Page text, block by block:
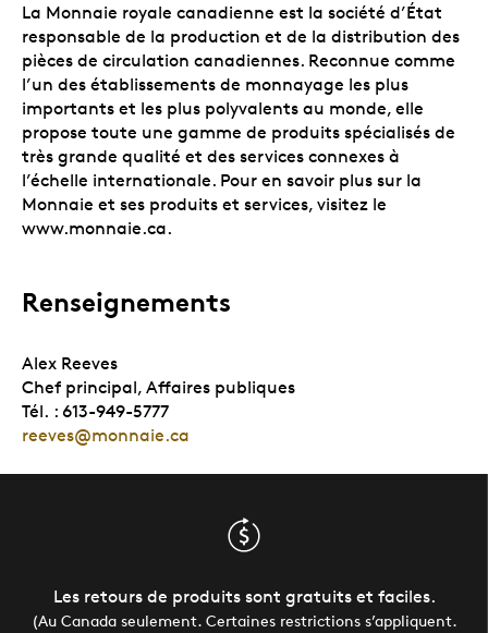
La Monnaie royale canadienne est la société d’État
responsable de la production et de la distribution des
pièces de circulation canadiennes. Reconnue comme
l’un des établissements de monnayage les plus
importants et les plus polyvalents au monde, elle
propose toute une gamme de produits spécialisés de
très grande qualité et des services connexes à
l’échelle internationale. Pour en savoir plus sur la
Monnaie et ses produits et services, visitez le
www.monnaie.ca.
Renseignements
Alex Reeves
Chef principal, Affaires publiques
Tél. : 613-949-5777
reeves@monnaie.ca
Les retours de produits sont gratuits et faciles.
(Au Canada seulement. Certaines restrictions s’appliquent.